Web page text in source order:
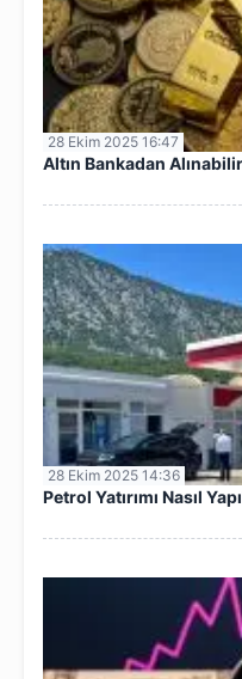
28 Ekim 2025 16:47
Altın Bankadan
28 Ekim 2025 14:36
Petrol Yatırımı Nasıl